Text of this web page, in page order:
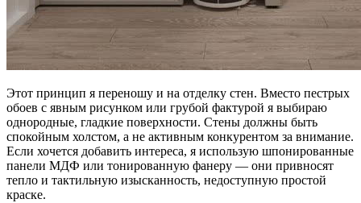
Этот принцип я переношу и на отделку стен. Вместо пестрых
обоев с явным рисунком или грубой фактурой я выбираю
однородные, гладкие поверхности. Стены должны быть
спокойным холстом, а не активным конкурентом за внимание.
Если хочется добавить интереса, я использую шпонированные
панели МДФ или тонированную фанеру — они привносят
тепло и тактильную изысканность, недоступную простой
краске.